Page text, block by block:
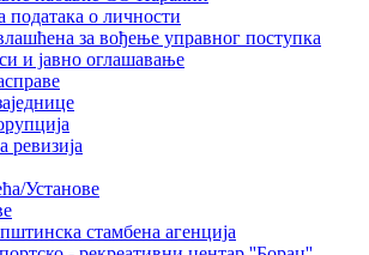
података о личности
за вођење управног поступка
и јавно оглашавање
ревизија
Установе
стамбенa агенцијa